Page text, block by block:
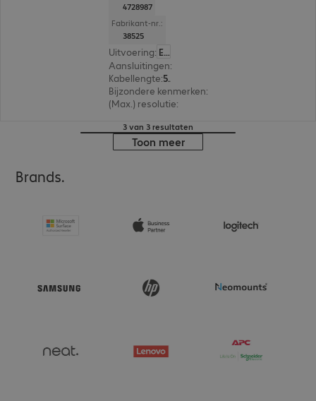
4728987
Fabrikant-nr.:
38525
Uitvoering: Europa
Aansluitingen:
Kabellengte: 50 m
Bijzondere kenmerken:
(Max.) resolutie:
3 van 3 resultaten
Toon meer
Brands.